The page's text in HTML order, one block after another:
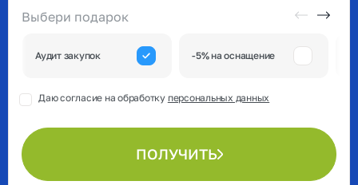
Выбери подарок
Аудит закупок -5% на оснащение
Даю согласие на обработку персональных данных
ПОЛУЧИТЬ